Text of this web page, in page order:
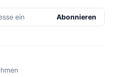
ein Abonnieren